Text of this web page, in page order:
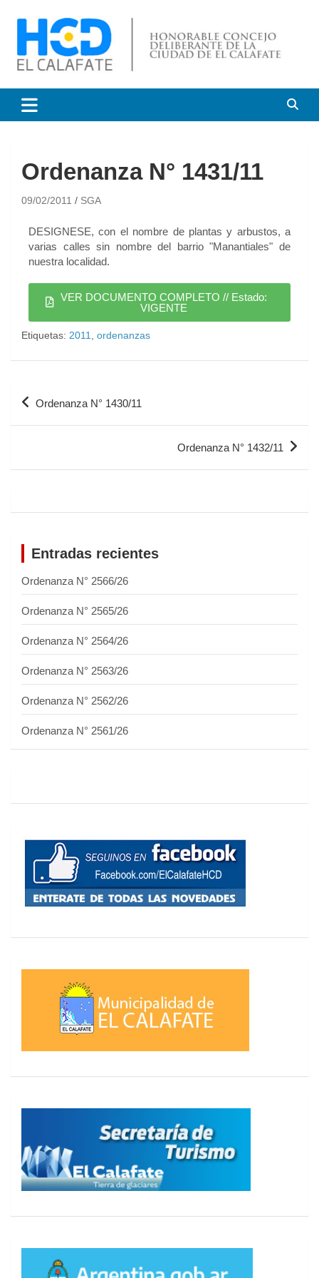
Honorable Concejo
Deliberante de El Calafate
Ordenanza N° 1431/11
09/02/2011 SGA
DESIGNESE, con el nombre de plantas y arbustos, a
varias calles sin nombre del barrio "Manantiales" de
nuestra localidad.
VER DOCUMENTO COMPLETO // Estado:
VIGENTE
Etiquetas: 2011 ordenanzas
Ordenanza N° 1430/11
Ordenanza N° 1432/11
Entradas recientes
Ordenanza N° 2566/26
Ordenanza N° 2565/26
Ordenanza N° 2564/26
Ordenanza N° 2563/26
Ordenanza N° 2562/26
Ordenanza N° 2561/26